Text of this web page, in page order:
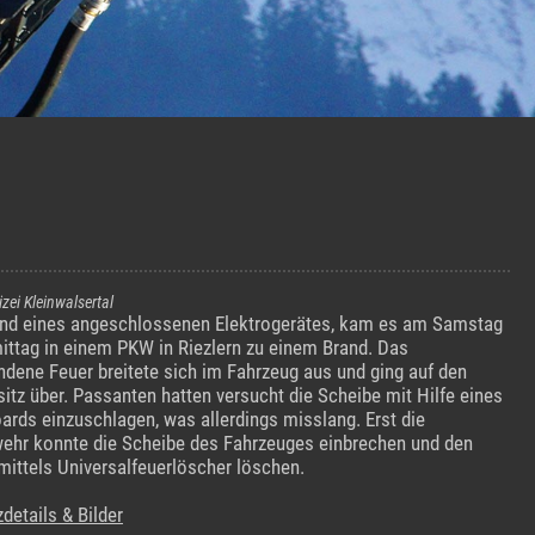
Kleinwalsertal
eines angeschlossenen Elektrogerätes, kam es am Samstag
in einem PKW in Riezlern zu einem Brand. Das
Feuer breitete sich im Fahrzeug aus und ging auf den
über. Passanten hatten versucht die Scheibe mit Hilfe eines
einzuschlagen, was allerdings misslang. Erst die
konnte die Scheibe des Fahrzeuges einbrechen und den
Universalfeuerlöscher löschen.
& Bilder